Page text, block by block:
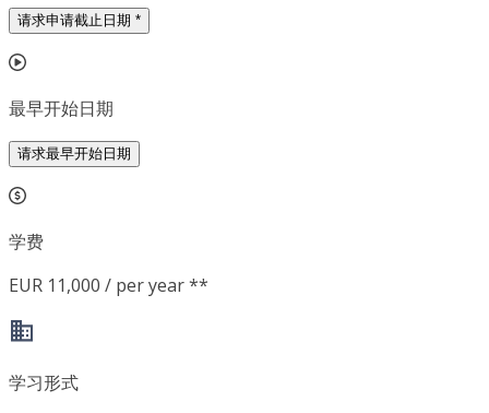
请求申请截止日期 *
最早开始日期
请求最早开始日期
学费
EUR 11,000 / per year **
学习形式